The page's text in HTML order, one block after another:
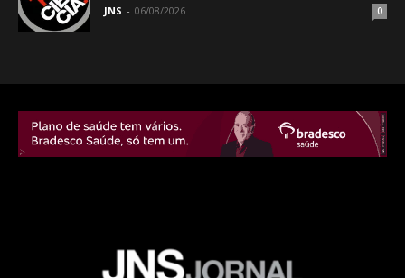
JNS - 06/08/2026 0